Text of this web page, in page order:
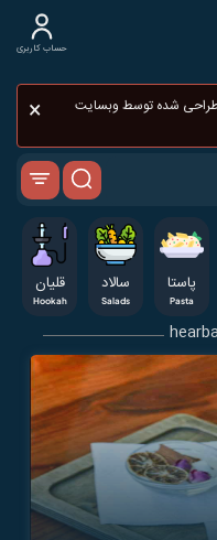
حساب کاربری
×
طراحی شده توسط وبسایت
پاستا
Pasta
سالاد
Salads
قلیان
Hookah